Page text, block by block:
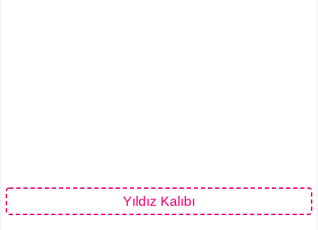
Yıldız Kalıbı